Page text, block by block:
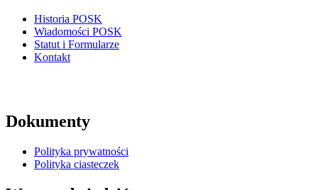
Historia POSK
Wiadomości POSK
Statut i Formularze
Kontakt
Dokumenty
Polityka prywatności
Polityka ciasteczek